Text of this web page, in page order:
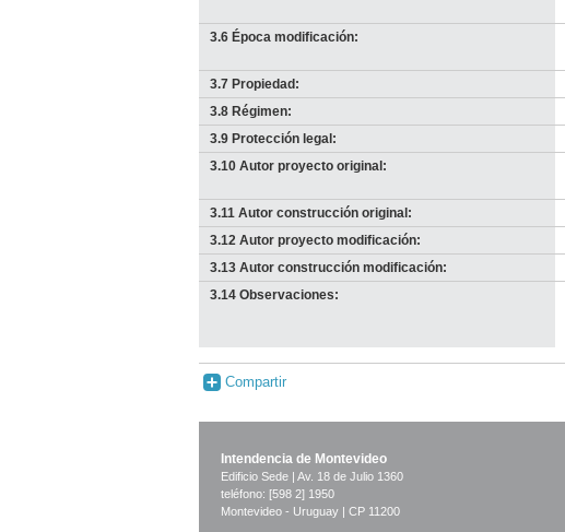
3.6 Época modificación:
3.7 Propiedad:
3.8 Régimen:
3.9 Protección legal:
3.10 Autor proyecto original:
3.11 Autor construcción original:
3.12 Autor proyecto modificación:
3.13 Autor construcción modificación:
3.14 Observaciones:
Compartir
Intendencia de Montevideo
Edificio Sede | Av. 18 de Julio 1360
teléfono: [598 2] 1950
Montevideo - Uruguay | CP 11200